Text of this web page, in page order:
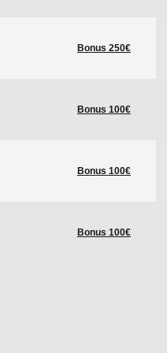
Bonus 250€
Bonus 100€
Bonus 100€
Bonus 100€